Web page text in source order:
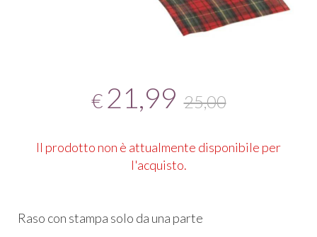
€ 21,99 25,00
Il prodotto non è attualmente disponibile per
l'acquisto.
Raso con stampa solo da una parte